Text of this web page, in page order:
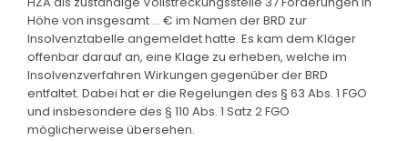
Höhe von insgesamt ... € im Namen der BRD zur
Insolvenztabelle angemeldet hatte. Es kam dem Kläger
offenbar darauf an, eine Klage zu erheben, welche im
Insolvenzverfahren Wirkungen gegenüber der BRD
entfaltet. Dabei hat er die Regelungen des § 63 Abs. 1 FGO
und insbesondere des § 110 Abs. 1 Satz 2 FGO
möglicherweise übersehen.